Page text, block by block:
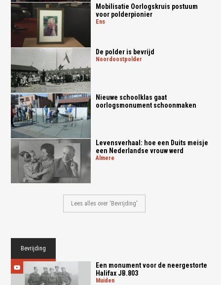
Mobilisatie Oorlogskruis postuum
voor polderpionier
ens
De polder is bevrijd
noordoostpolder
Nieuwe schoolklas gaat
oorlogsmonument schoonmaken
Levensverhaal: hoe een Duits meisje
een Nederlandse vrouw werd
almere
Lees alles over 'Bevrijding'
Bevrijding
Een monument voor de neergestorte
Halifax JB.803
muiden